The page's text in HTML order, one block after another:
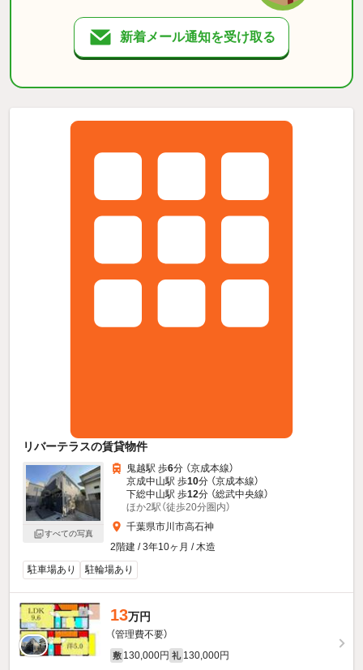
新着メール通知を受け取る
リバーテラスの賃貸物件
すべての写真
鬼越駅 歩6分 （京成本線）
京成中山駅 歩10分 （京成本線）
下総中山駅 歩12分 （総武中央線）
ほか2駅（徒歩20分圏内）
千葉県市川市高石神
2階建 / 3年10ヶ月 / 木造
駐車場あり
駐輪場あり
13万円
（管理費不要）
敷 130,000円 礼 130,000円